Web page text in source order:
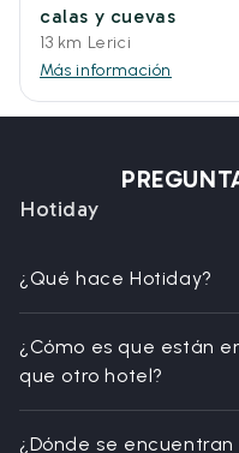
calas y cuevas
13 km Lerici
Más información
Hotiday
¿Qué hace Hotiday?
¿Cómo es que están
que otro hotel?
¿Dónde se